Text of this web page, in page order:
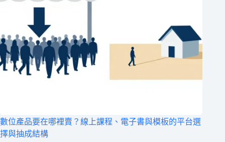
數位產品要在哪裡賣？線上課程、電子書與模板的平台選
擇與抽成結構